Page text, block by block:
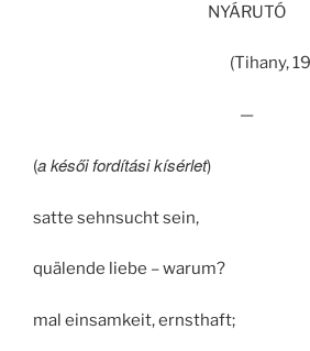
NYÁRUTÓ
(Tihany,
—
(a késői fordítási kísérlet)
satte sehnsucht sein,
quälende liebe – warum?
mal einsamkeit, ernsthaft;